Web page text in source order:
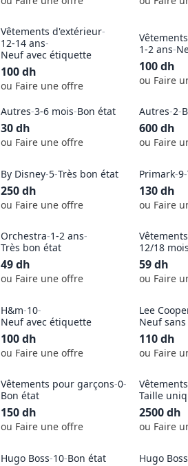
Vêtements d'extérieur-
12-14 ans-
Neuf avec étiquette
100dh
ou Faire une offre
1-2 ans-
100dh
ou Faire
Autres-3-6 mois-Bon état
30dh
ou Faire une offre
Autres-2-
600dh
ou Faire
By Disney-5-Très bon état
250dh
ou Faire une offre
Primark-9-
130dh
ou Faire
Orchestra-1-2 ans-
Très bon état
49dh
ou Faire une offre
12/18
59dh
ou Faire
H&m-10-
Neuf avec étiquette
100dh
ou Faire une offre
Lee
Neuf
110dh
ou Faire
Vêtements pour garçons-0-
Bon état
150dh
ou Faire une offre
Taille
2500dh
ou Faire
Hugo Boss-10-Bon état Hugo Boss